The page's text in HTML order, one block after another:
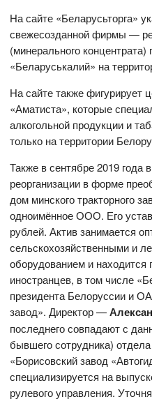
На сайте «Беларусьторга»
свежесозданной фирмы —
(минерального
«Беларуськалий» на
На сайте также фигурирует
«Аматиста», которые
алкогольной продукции и
только на территории
Также в сентябре 2019 года
реорганизации в форме
дом минского тракторного
одноимённое ООО. Его
рублей. Актив занимается
сельскохозяйственными и
оборудованием и
иностранцев, в том числе
президента Белоруссии и
завод». Директор —
последнего совпадают с
бывшего сотрудника)
«Борисовский завод
специализируется на
рулевого управления.